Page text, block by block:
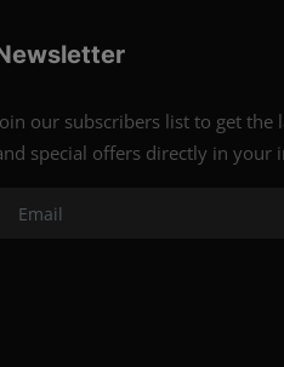
our subscribers list to get the
special offers directly in your